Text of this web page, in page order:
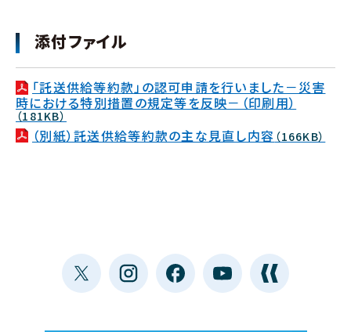
添付ファイル
「託送供給等約款」の認可申請を行いました－災害
時における特別措置の規定等を反映－（印刷用）
（181KB）
（別紙）託送供給等約款の主な見直し内容 （166KB）